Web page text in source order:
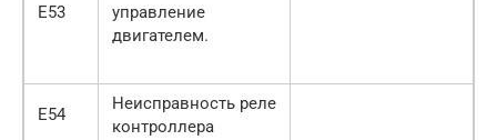
Е53
управление
двигателем.
Е54
Неисправность реле
контроллера